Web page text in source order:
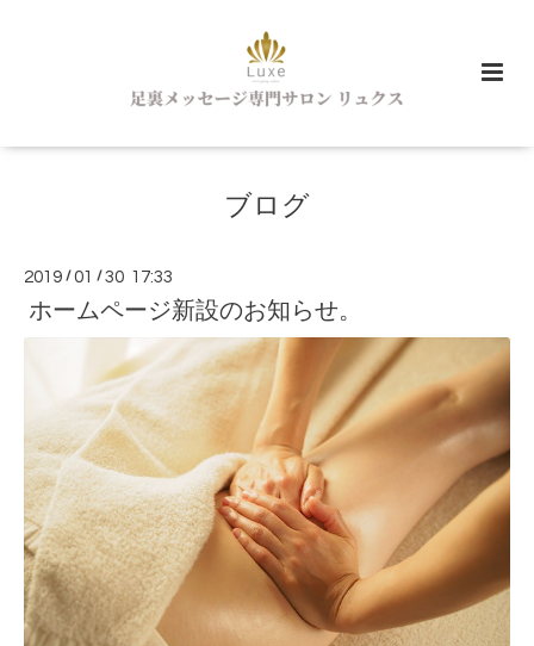
ブログ
2019 /01 /30 17:33
ホームページ新設のお知らせ。